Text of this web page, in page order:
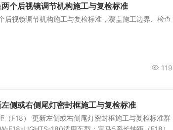
个后视镜调节机构施工与复检标准
后视镜调节机构施工与复检标准，覆盖施工边界、检查
119
侧或右侧尾灯密封框施工与复检标准
F18） 更新左侧或右侧尾灯密封框施工与复检标准群